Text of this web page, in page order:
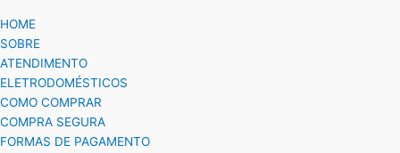
HOME
SOBRE
ATENDIMENTO
ELETRODOMÉSTICOS
COMO COMPRAR
COMPRA SEGURA
FORMAS DE PAGAMENTO